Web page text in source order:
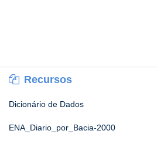
Recursos
Dicionário de Dados
ENA_Diario_por_Bacia-2000